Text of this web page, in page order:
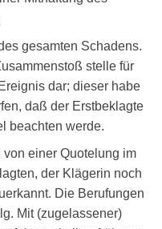
gesamten Schadens.
stelle für
dar; dieser habe
daß der Erstbeklagte
beachten werde.
einer Quotelung im
der Klägerin noch
Die Berufungen
Mit (zugelassener)